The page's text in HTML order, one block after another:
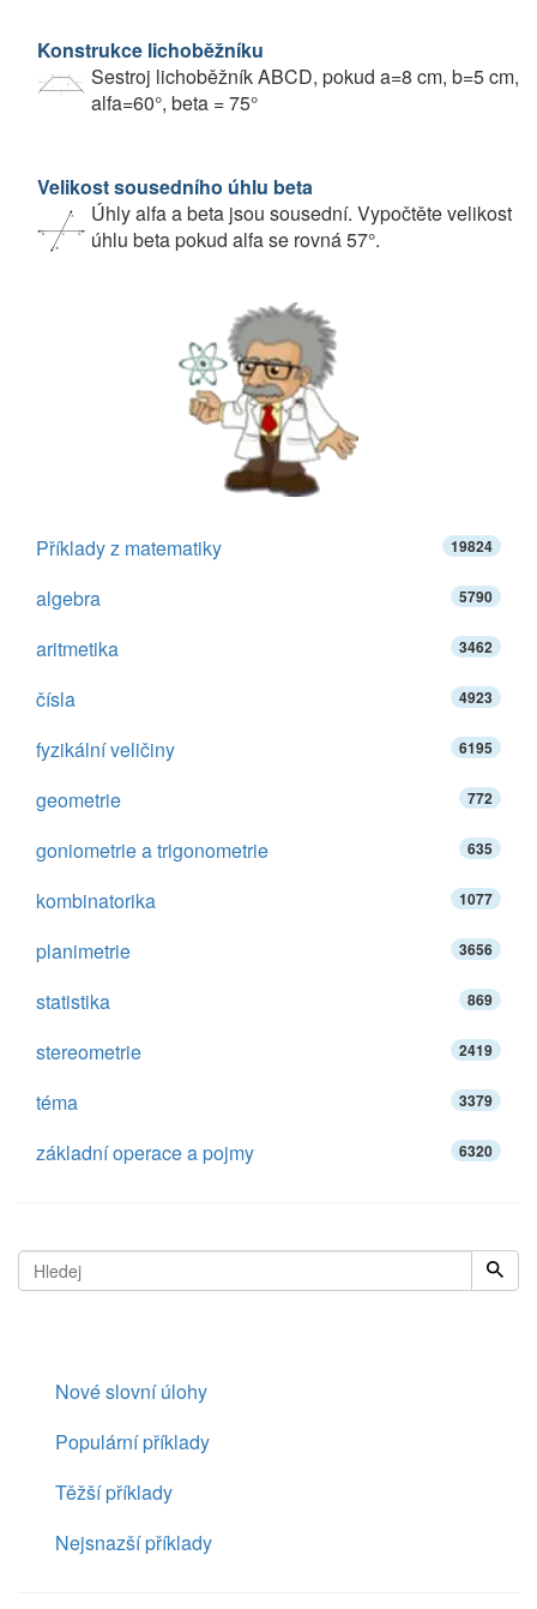
Konstrukce lichoběžníku
Sestroj lichoběžník ABCD, pokud a=8 cm, b=5 cm,
alfa=60°, beta = 75°
Velikost sousedního úhlu beta
Úhly alfa a beta jsou sousední. Vypočtěte velikost
úhlu beta pokud alfa se rovná 57°.
Příklady z matematiky 19824
algebra 5790
aritmetika 3462
čísla 4923
fyzikální veličiny 6195
geometrie 772
goniometrie a trigonometrie 635
kombinatorika 1077
planimetrie 3656
statistika 869
stereometrie 2419
téma 3379
základní operace a pojmy 6320
Nové slovní úlohy
Populární příklady
Těžší příklady
Nejsnazší příklady